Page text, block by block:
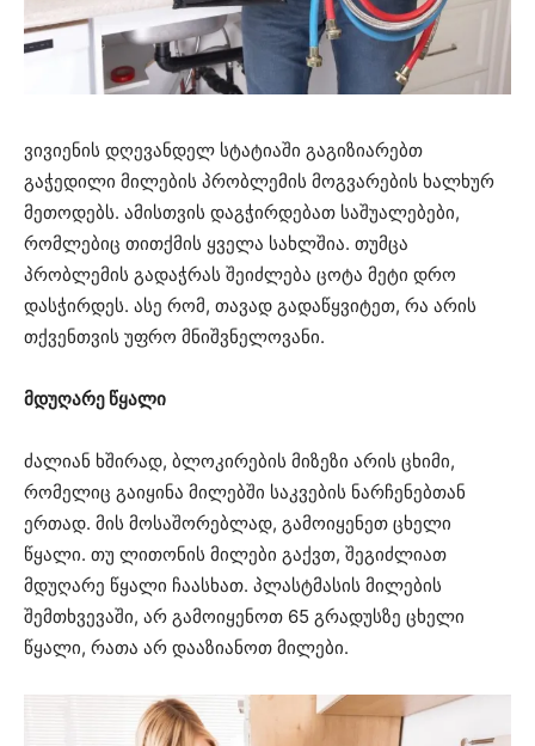
ვივიენის დღევანდელ სტატიაში გაგიზიარებთ
გაჭედილი მილების პრობლემის მოგვარების ხალხურ
მეთოდებს. ამისთვის დაგჭირდებათ საშუალებები,
რომლებიც თითქმის ყველა სახლშია. თუმცა
პრობლემის გადაჭრას შეიძლება ცოტა მეტი დრო
დასჭირდეს. ასე რომ, თავად გადაწყვიტეთ, რა არის
თქვენთვის უფრო მნიშვნელოვანი.
მდუღარე წყალი
ძალიან ხშირად, ბლოკირების მიზეზი არის ცხიმი,
რომელიც გაიყინა მილებში საკვების ნარჩენებთან
ერთად. მის მოსაშორებლად, გამოიყენეთ ცხელი
წყალი. თუ ლითონის მილები გაქვთ, შეგიძლიათ
მდუღარე წყალი ჩაასხათ. პლასტმასის მილების
შემთხვევაში, არ გამოიყენოთ 65 გრადუსზე ცხელი
წყალი, რათა არ დააზიანოთ მილები.